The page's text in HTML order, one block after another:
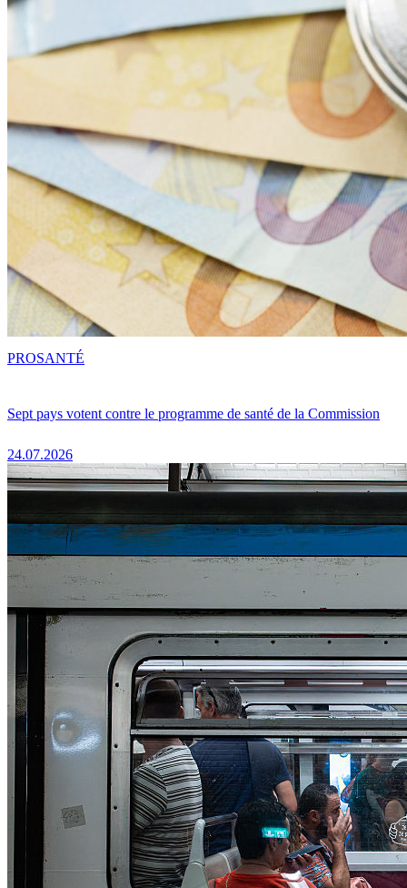
Sept pays votent contre le programme de santé de la Commission
24.07.2026
PROSANTÉ